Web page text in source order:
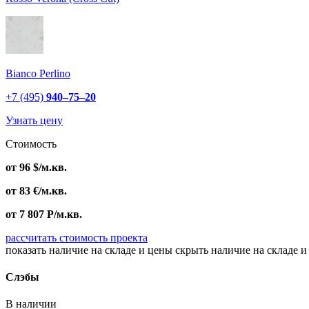
Bianco Perlino
+7 (495) 940–75–20
Узнать цену
Стоимость
от 96 $/м.кв.
от 83 €/м.кв.
от 7 807 Р/м.кв.
рассчитать стоимость проекта
показать наличие на складе и цены скрыть наличие на складе
Слэбы
В наличии